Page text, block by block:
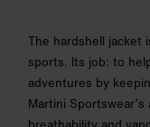
The hardshell jacket
sports. Its job: to
adventures by
Martini